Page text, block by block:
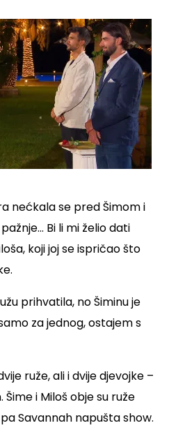
nećkala se pred Šimom i
Bi li mi želio dati
koji joj se ispričao što
prihvatila, no Šiminu je
za jednog, ostajem s
ruže, ali i dvije djevojke –
i Miloš obje su ruže
Savannah napušta show.